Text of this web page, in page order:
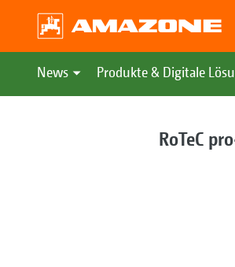
News Produkte & Digitale
RoTeC